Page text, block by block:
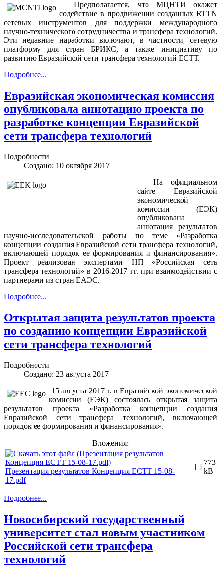
Предполагается, что МЦНТИ окажет
содействие в продвижении созданных RTTN
сетевых инструментов для поддержки международного
научно-технического сотрудничества и трансфера технологий.
Эти недавние наработки включают, в частности, сетевую
платформу для стран БРИКС, а также инициативу по
развитию Евразийской сети трансфера технологий ЕСТТ.
Подробнее...
Евразийская экономическая комиссия
опубликовала аннотацию проекта по
разработке концепции Евразийской
сети трансфера технологий
Подробности
Создано: 10 октября 2017
На официальном
сайте Евразийской
экономической
комиссии (ЕЭК)
опубликована
аннотация результатов
научно-исследовательской работы по теме «Разработка
концепции создания Евразийской сети трансфера технологий,
включающей порядок ее формирования и финансирования».
Проект реализован экспертами НП «Российская сеть
трансфера технологий» в 2016-2017 гг. при взаимодействии с
партнерами из стран ЕАЭС.
Подробнее...
Открытая защита результатов проекта
по созданию концепции Евразийской
сети трансфера технологий
Подробности
Создано: 23 августа 2017
15 августа 2017 г. в Евразийской экономической
комиссии (ЕЭК) состоялась открытая защита
результатов проекта «Разработка концепции создания
Евразийской сети трансфера технологий, включающей
порядок ее формирования и финансирования».
Вложения:
Презентация результатов Концепция ЕСТТ 15-08-
17.pdf
[ ]
773
kB
Подробнее...
Новосибирский государственный
университет стал новым участником
Российской сети трансфера
технологий